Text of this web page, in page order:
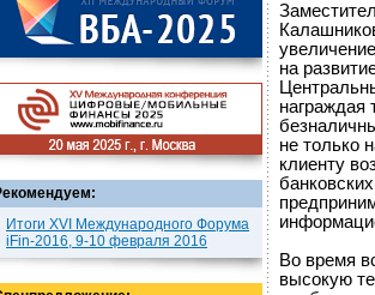
Итоги XVI Международного Форума
iFin-2016, 9-10 февраля 2016
на
награждая
не только
клиенту
Во время
высокую